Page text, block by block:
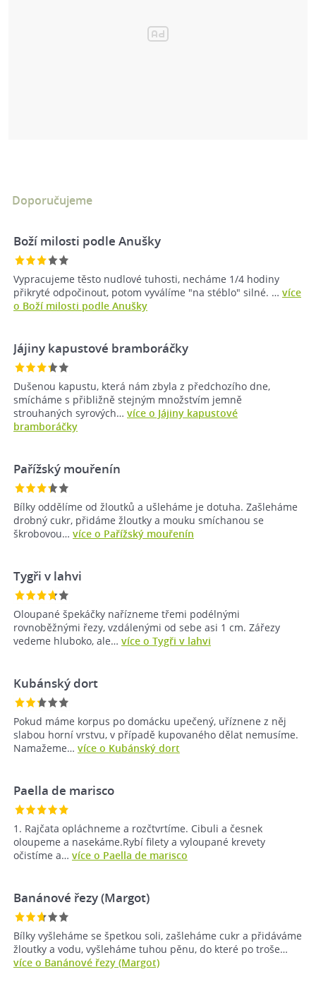
Doporučujeme
Boží milosti podle Anušky
Vypracujeme těsto nudlové tuhosti, necháme 1/4 hodiny
přikryté odpočinout, potom vyválíme "na stéblo" silné. … více
o Boží milosti podle Anušky
Jájiny kapustové bramboráčky
Dušenou kapustu, která nám zbyla z předchozího dne,
smícháme s přibližně stejným množstvím jemně
strouhaných syrových… více o Jájiny kapustové
bramboráčky
Pařížský mouřenín
Bílky oddělíme od žloutků a ušleháme je dotuha. Zašleháme
drobný cukr, přidáme žloutky a mouku smíchanou se
škrobovou… více o Pařížský mouřenín
Tygři v lahvi
Oloupané špekáčky nařízneme třemi podélnými
rovnoběžnými řezy, vzdálenými od sebe asi 1 cm. Zářezy
vedeme hluboko, ale… více o Tygři v lahvi
Kubánský dort
Pokud máme korpus po domácku upečený, uříznene z něj
slabou horní vrstvu, v případě kupovaného dělat nemusíme.
Namažeme… více o Kubánský dort
Paella de marisco
1. Rajčata opláchneme a rozčtvrtíme. Cibuli a česnek
oloupeme a nasekáme.Rybí filety a vyloupané krevety
očistíme a… více o Paella de marisco
Banánové řezy (Margot)
Bílky vyšleháme se špetkou soli, zašleháme cukr a přidáváme
žloutky a vodu, vyšleháme tuhou pěnu, do které po troše…
více o Banánové řezy (Margot)